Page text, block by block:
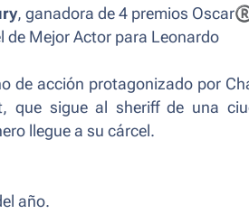
, ganadora de 4 premios Oscar
de Mejor Actor para Leonardo
de acción protagonizado por
que sigue al sheriff de una
llegue a su cárcel.
año.